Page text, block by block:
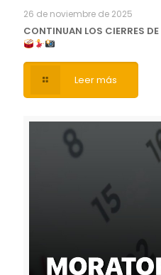
26 de noviembre de 2025
CONTINUAN LOS CIERRES
Leer más